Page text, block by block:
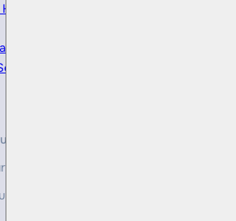
Yatırım Hizmetleri ve
bilgi, yorum ve tavsiyeleri yatırım
Yatırım Menkul Değerler